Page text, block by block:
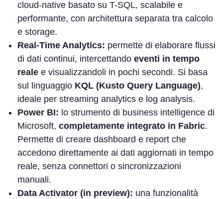
cloud-native basato su T-SQL, scalabile e
performante, con architettura separata tra calcolo
e storage.
Real-Time Analytics: permette di elaborare flussi
di dati continui, intercettando eventi in tempo
reale e visualizzandoli in pochi secondi. Si basa
sul linguaggio KQL (Kusto Query Language),
ideale per streaming analytics e log analysis.
Power BI: lo strumento di business intelligence di
Microsoft, completamente integrato in Fabric.
Permette di creare dashboard e report che
accedono direttamente ai dati aggiornati in tempo
reale, senza connettori o sincronizzazioni
manuali.
Data Activator (in preview): una funzionalità